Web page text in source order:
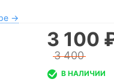
→
3 100
3 400
В НАЛИЧИИ